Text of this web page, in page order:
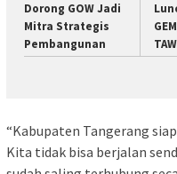
Dorong GOW Jadi
Mitra Strategis
Pembangunan
“Kabupaten Tangerang
Kita tidak bisa berjalan